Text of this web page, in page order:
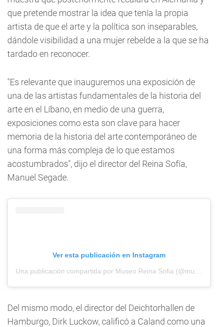
que pretende mostrar la idea que tenía la propia
artista de que el arte y la política son inseparables,
dándole visibilidad a una mujer rebelde a la que se ha
tardado en reconocer.
"Es relevante que inauguremos una exposición de
una de las artistas fundamentales de la historia del
arte en el Líbano, en medio de una guerra,
exposiciones como esta son clave para hacer
memoria de la historia del arte contemporáneo de
una forma más compleja de lo que estamos
acostumbrados", dijo el director del Reina Sofía,
Manuel Segade.
Ver esta publicación en Instagram
Del mismo modo, el director del Deichtorhallen de
Hamburgo, Dirk Luckow, calificó a Caland como una